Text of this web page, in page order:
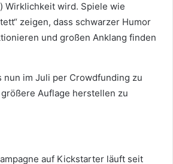
Wirklichkeit wird. Spiele wie
zeigen, dass schwarzer Humor
und großen Anklang finden
nun im Juli per Crowdfunding zu
Auflage herstellen zu
auf Kickstarter läuft seit